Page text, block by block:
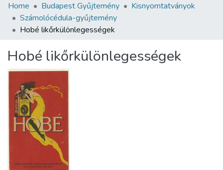
Communities & Collections
All of DSpace
About us
Home Budapest Gyűjtemény
Kisnyomtatványok
Számolócédula-gyűjtemény
Hobé likőrkülönlegességek
Hobé likőrkülönlegességek